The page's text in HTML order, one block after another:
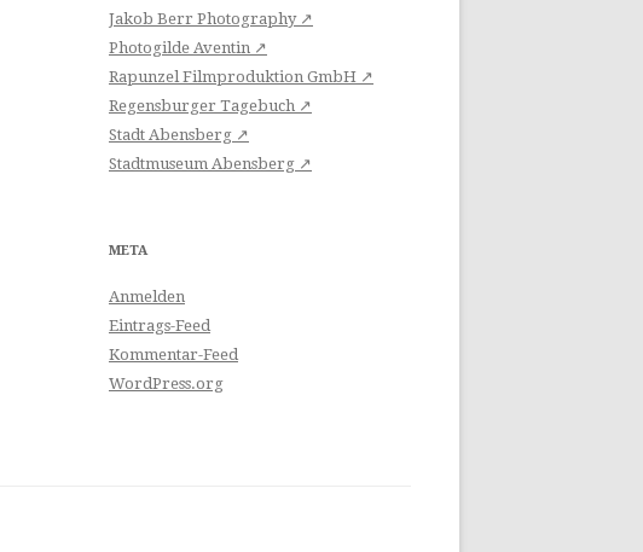
Jakob Berr Photography ↗
Photogilde Aventin ↗
Rapunzel Filmproduktion GmbH ↗
Regensburger Tagebuch ↗
Stadt Abensberg ↗
Stadtmuseum Abensberg ↗
META
Anmelden
Eintrags-Feed
Kommentar-Feed
WordPress.org